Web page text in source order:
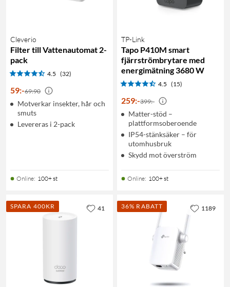
Cleverio
Filter till Vattenautomat 2-
pack
4.5 (32)
59:-69:90
Motverkar insekter, hår och
smuts
Levereras i 2-pack
Online: 100+ st
TP-Link
Tapo P410M smart
fjärrströmbrytare med
energimätning 3680 W
4.5 (15)
259:-399:-
Matter-stöd –
plattformsoberoende
IP54-stänksäker – för
utomhusbruk
Skydd mot överström
Online: 100+ st
SPARA 400KR 41 36% RABATT 1189